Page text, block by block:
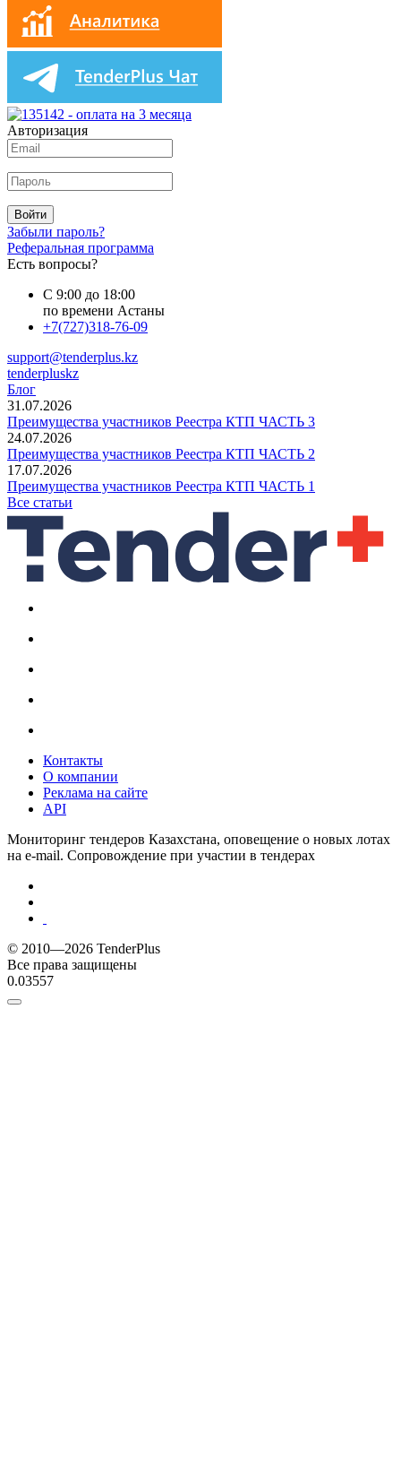
Авторизация
Войти
Забыли пароль?
Реферальная программа
Есть вопросы?
С 9:00 до 18:00
по времени Астаны
+7(727)318-76-09
support@tenderplus.kz
tenderpluskz
Блог
31.07.2026
Преимущества участников Реестра КТП ЧАСТЬ 3
24.07.2026
Преимущества участников Реестра КТП ЧАСТЬ 2
17.07.2026
Преимущества участников Реестра КТП ЧАСТЬ 1
Все статьи
Контакты
О компании
Реклама на сайте
API
Мониторинг тендеров Казахстана, оповещение о новых лотах
на e-mail. Сопровождение при участии в тендерах
© 2010—2026 TenderPlus
Все права защищены
0.03557